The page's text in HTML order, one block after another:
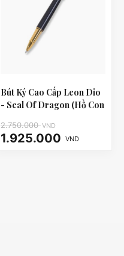
Bút Ký Cao Cấp Leon Dio
- Seal Of Dragon (Hồ Con
2.750.000VND
1.925.000 VND